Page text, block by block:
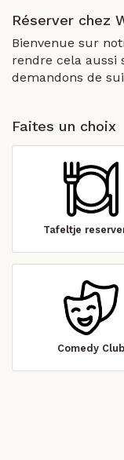
Réserver chez
Bienvenue sur
rendre cela aussi
demandons de
Faites un choix
Tafeltje
Comedy Club